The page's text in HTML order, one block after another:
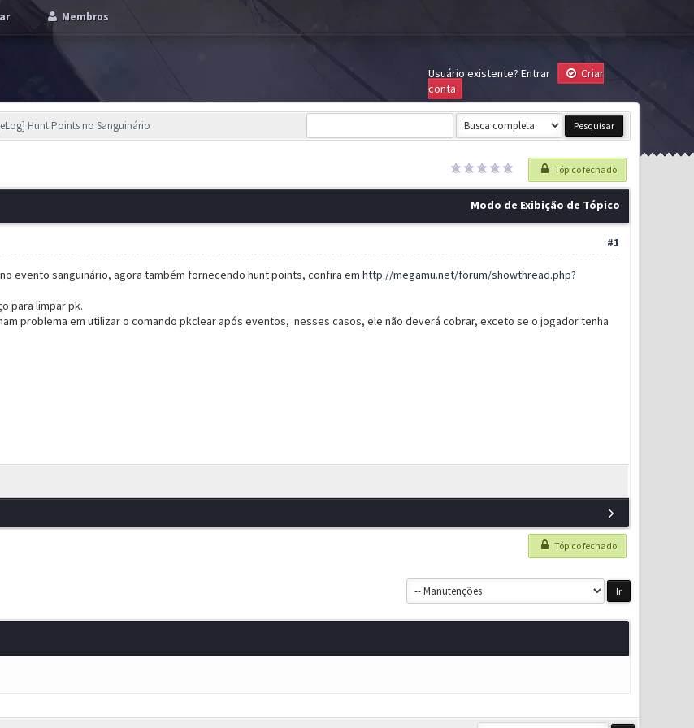
Membros
Usuário existente? Entrar
Criar
conta
Hunt Points no Sanguinário
Tópico fechado
Modo de Exibição de Tópico
#1
evento sanguinário, agora também fornecendo hunt points, confira em http://megamu.net/forum/showthread.php?
para limpar pk.
problema em utilizar o comando pkclear após eventos, nesses casos, ele não deverá cobrar, exceto se o jogador tenha
Tópico fechado